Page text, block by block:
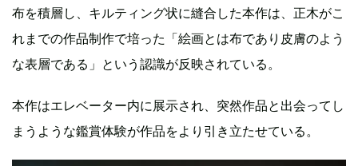
布を積層し、キルティング状に縫合した本作は、正木がこ
れまでの作品制作で培った「絵画とは布であり皮膚のよう
な表層である」という認識が反映されている。
本作はエレベーター内に展示され、突然作品と出会ってし
まうような鑑賞体験が作品をより引き立たせている。